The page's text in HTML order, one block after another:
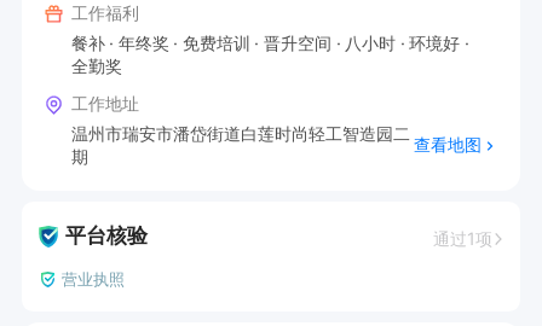
工作福利
餐补
年终奖 免费培训 晋升空间 八小时
环境好
全勤奖
工作地址
温州市瑞安市潘岱街道白莲时尚轻工智造园二
期
查看地图
平台核验 通过1项
营业执照